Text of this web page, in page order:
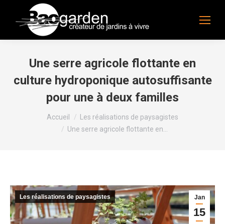
Une serre agricole flottante en
culture hydroponique autosuffisante
pour une à deux familles
Vous êtes ici :Accueil
Les réalisations de paysagistes
Une serre agricole flottante en…
Jan
15
Les réalisations de paysagistes